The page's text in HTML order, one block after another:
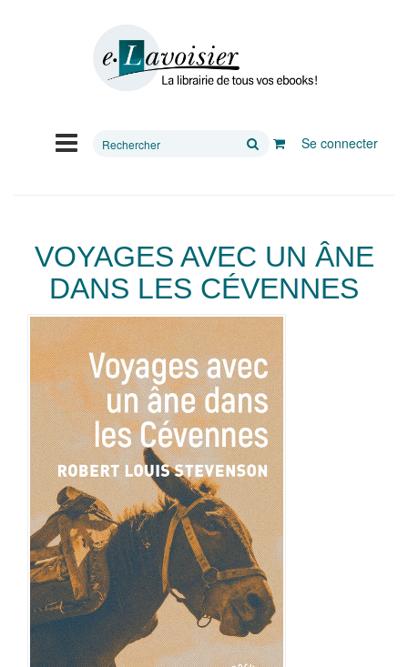
Rechercher
Se connecter
VOYAGES AVEC UN ÂNE
DANS LES CÉVENNES